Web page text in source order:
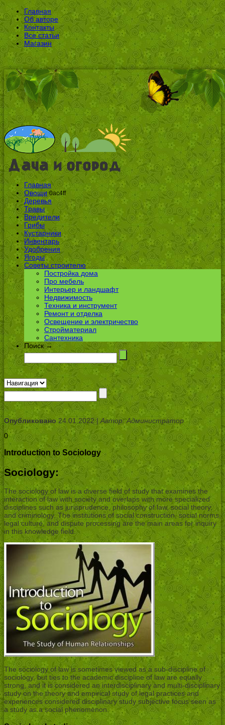
Главная
Об авторе
Контакты
Все статьи
Магазин
Главная
Овощи 0ac4ff
Деревья
Травы
Вредители
Грибы
Кустарники
Инвентарь
Удобрения
Ягоды
Советы строителю
Постройка дома
Про мебель
Интерьер и ландшафт
Недвижимость
Техника и инструмент
Ремонт и отделка
Освещение и электричество
Стройматериал
Сантехника
Поиск →
Опубликовано24.01.2022 |Автор: Администратор
0
Introduction to Sociology
Sociology:
The sociology of law is a diverse field of study that examines the
interaction of law with society and overlaps with more specialized
disciplines such as jurisprudence, philosophy of law, social theory,
and criminology. The institutions of social construction, social norms,
legal culture, and dispute processing are the main areas for inquiry
in this knowledge field.
The sociology of law is sometimes viewed as a sub-discipline of
sociology, but ties to the academic discipline of law are equally
strong, and it is considered an interdisciplinary and multi-disciplinary
study on the theory and empirical study of legal practices and
experiences considered disciplinary study subjective focus seen as
a study as a social phenomenon.